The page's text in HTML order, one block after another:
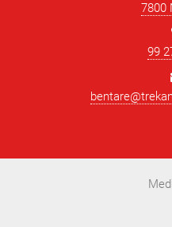
7800
99